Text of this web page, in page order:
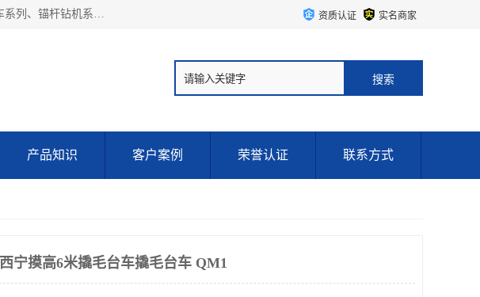
江西鑫通机械制造有限公司主营产品：履带装载机（扒渣机）系列、凿岩台车系列、湿喷台车系列、采矿台车系列、锚杆钻机系列、梭式矿车系列、电机车系列、砼搅拌运输车系列及后配套系列。公司在不断提升自身技术研发能力的同时引进德国、瑞典等国外先进技术和工艺，广泛征询用户意见，扬长避短，日趋完善和成熟，赢得了广大用户的青睐。 资质认证 实名商家
产品知识 客户案例 荣誉认证 联系方式
西宁摸高6米撬毛台车撬毛台车 QM1